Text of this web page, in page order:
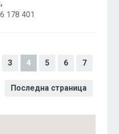
178 401
3 4 5 6 7
Последна страница